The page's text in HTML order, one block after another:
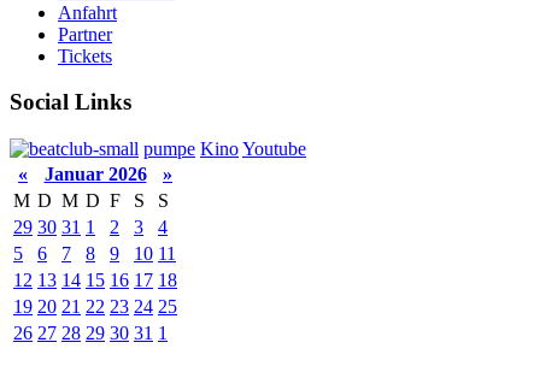
Anfahrt
Partner
Tickets
Social Links
pumpe KinoYoutube
«
Januar 2026
»
M D M D F S
S
29 30 31 1 2 3
4
5
6 7 8 9 10 11
12 13 14 15 16 17 18
19 20 21 22 23 24 25
26 27 28 29 30 31 1